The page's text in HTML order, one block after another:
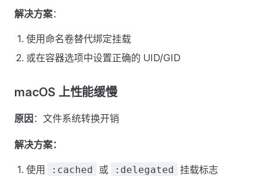
解决方案：
使用命名卷替代绑定挂载
或在容器选项中设置正确的 UID/GID
macOS 上性能缓慢
原因 ：文件系统转换开销
解决方案：
使用 :cached 或 :delegated 挂载标志